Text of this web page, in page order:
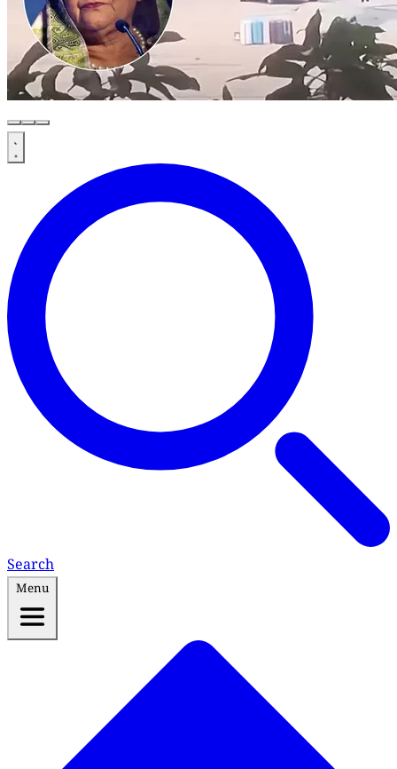
Search
Menu